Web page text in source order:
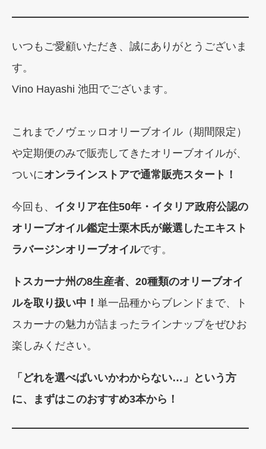
いつもご愛顧いただき、誠にありがとうございま
す。
Vino Hayashi 池田でございます。
これまでノヴェッロオリーブオイル（期間限定）
や定期便のみで販売してきたオリーブオイルが、
ついにオンラインストアで通常販売スタート！
今回も、 イタリア在住50年・イタリア政府公認の
オリーブオイル鑑定士栗木氏が厳選したエキスト
ラバージンオリーブオイルです。
トスカーナ州の8生産者、20種類のオリーブオイ
ルを取り扱い中！ 単一品種からブレンドまで、ト
スカーナの魅力が詰まったラインナップをぜひお
楽しみください。
「どれを選べばいいかわからない…」という方
に、まずはこのおすすめ3本から！